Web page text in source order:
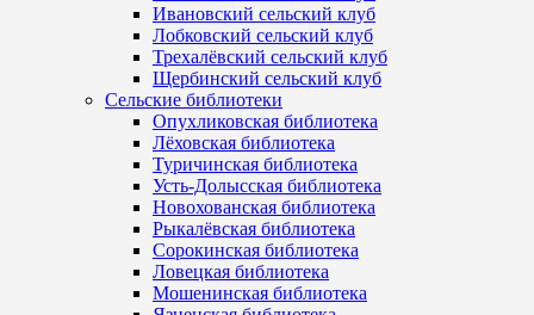
Ивановский сельский клуб
Лобковский сельский клуб
Трехалёвский сельский клуб
Щербинский сельский клуб
Сельские библиотеки
Опухликовская библиотека
Лёховская библиотека
Туричинская библиотека
Усть-Долысская библиотека
Новохованская библиотека
Рыкалёвская библиотека
Сорокинская библиотека
Ловецкая библиотека
Мошенинская библиотека